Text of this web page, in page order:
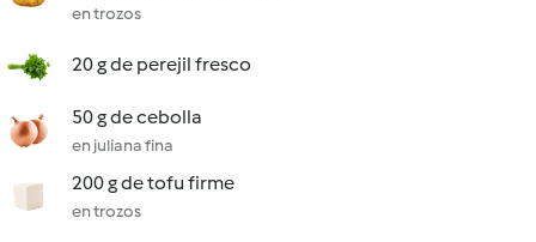
en trozos
20 g de perejil fresco
50 g de cebolla
en juliana fina
200 g de tofu firme
en trozos